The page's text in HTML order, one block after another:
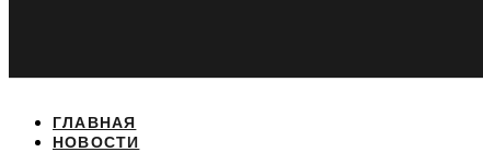
ГЛАВНАЯ
НОВОСТИ